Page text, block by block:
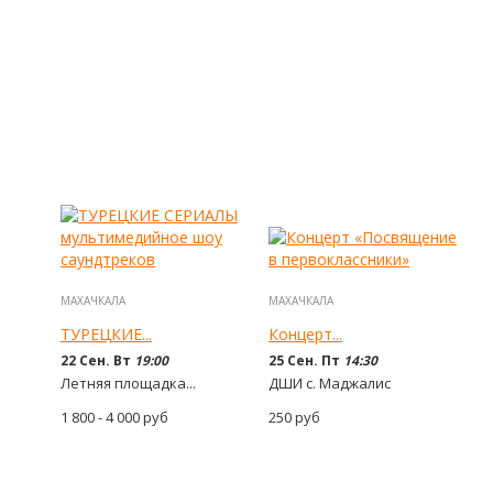
МАХАЧКАЛА
ТУРЕЦКИЕ...
22 Сен. Вт 19:00
Летняя площадка...
1 800 - 4 000руб
МАХАЧКАЛА
Концерт...
25 Сен. Пт 14:30
ДШИ с. Маджалис
250руб